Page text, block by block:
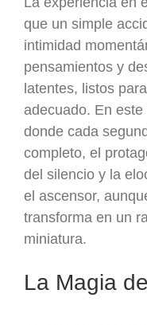
que un simple
intimidad
pensamientos y
latentes, listos
adecuado. En
donde cada
completo, el
del silencio y la
el ascensor,
transforma en un
miniatura.
La Magia